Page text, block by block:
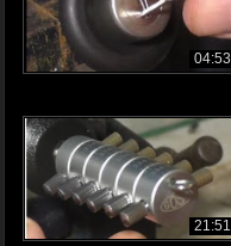
04:53
21:51